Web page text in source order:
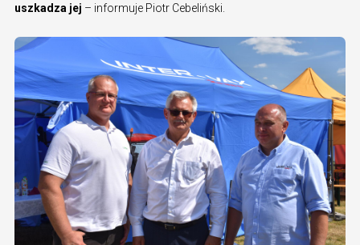
uszkadza jej – informuje Piotr Cebeliński.